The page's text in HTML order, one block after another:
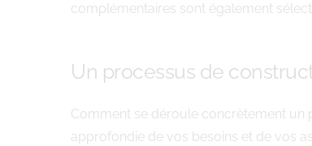
complémentaires sont également
Un processus de
Comment se déroule concrètement un
approfondie de vos besoins et de vos